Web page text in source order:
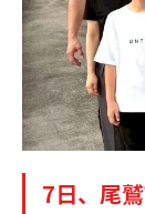
7日、尾